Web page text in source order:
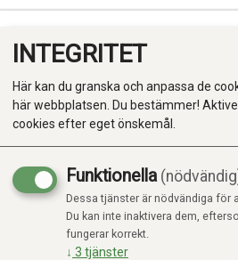
Produkter
Kategorier
Kampanj
INTEGRITET
Här kan du granska och anpassa de
här webbplatsen. Du bestämmer!
cookies efter eget önskemål.
Funktionella
Dessa tjänster är nödvändiga för
Du kan inte inaktivera dem,
fungerar korrekt.
↓ 3 tjänster